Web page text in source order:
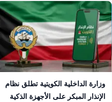
وزارة الداخلية الكويتية تطلق نظام
الإنذار المبكر على الأجهزة الذكية